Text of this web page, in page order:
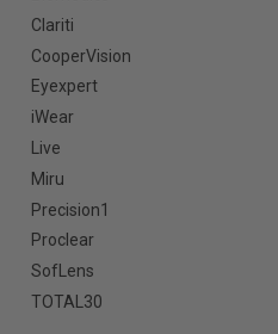
Clariti
CooperVision
Eyexpert
iWear
Live
Miru
Precision1
Proclear
SofLens
TOTAL30